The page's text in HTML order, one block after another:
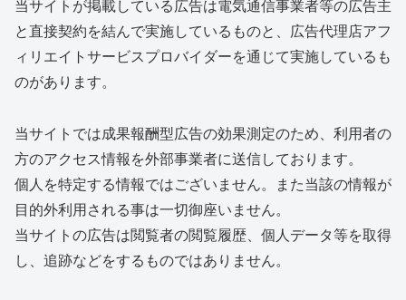
当サイトが掲載している広告は電気通信事業者等の広告主
と直接契約を結んで実施しているものと、広告代理店アフ
ィリエイトサービスプロバイダーを通じて実施しているも
のがあります。
当サイトでは成果報酬型広告の効果測定のため、利用者の
方のアクセス情報を外部事業者に送信しております。
個人を特定する情報ではございません。また当該の情報が
目的外利用される事は一切御座いません。
当サイトの広告は閲覧者の閲覧履歴、個人データ等を取得
し、追跡などをするものではありません。